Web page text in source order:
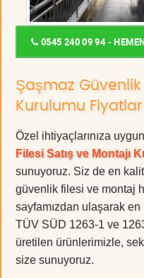
0545 240 09 94 -
Şaşmaz Güvenlik
Kurulumu
Özel ihtiyaçlarınıza
Filesi Satış ve Montajı
sunuyoruz. Siz de en
güvenlik filesi ve montaj
sayfamızdan ulaşarak
TÜV SÜD 1263-1 ve
üretilen ürünlerimizle,
size sunuyoruz.